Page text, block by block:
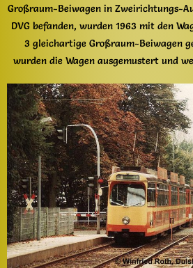
Großraum-Beiwagen in Zweirichtungs-
DVG befanden, wurden 1963 mit den
3 gleichartige Großraum-Beiwagen
wurden die Wagen ausgemustert und